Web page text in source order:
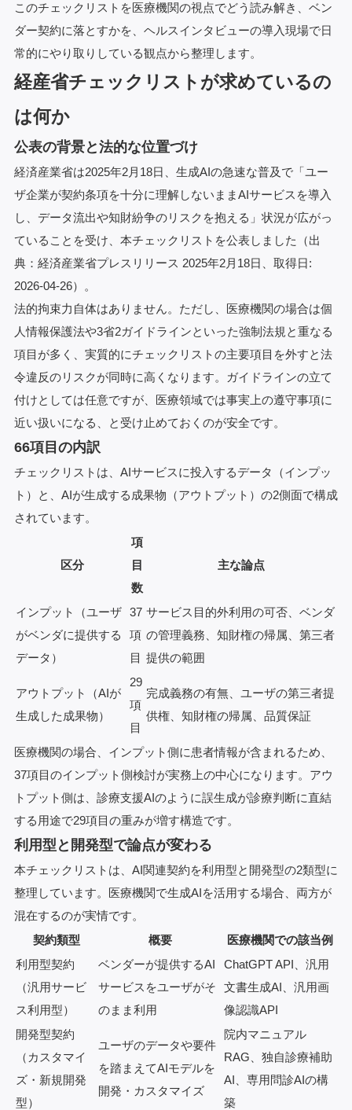
このチェックリストを医療機関の視点でどう読み解き、ベン
ダー契約に落とすかを、ヘルスインタビューの導入現場で日
常的にやり取りしている観点から整理します。
経産省チェックリストが求めているの
は何か
公表の背景と法的な位置づけ
経済産業省は2025年2月18日、生成AIの急速な普及で「ユー
ザ企業が契約条項を十分に理解しないままAIサービスを導入
し、データ流出や知財紛争のリスクを抱える」状況が広がっ
ていることを受け、本チェックリストを公表しました（出
典： 経済産業省プレスリリース 2025年2月18日
、取得日:
2026-04-26）。
法的拘束力自体はありません。ただし、医療機関の場合は個
人情報保護法や3省2ガイドラインといった強制法規と重なる
項目が多く、実質的にチェックリストの主要項目を外すと法
令違反のリスクが同時に高くなります。ガイドラインの立て
付けとしては任意ですが、医療領域では事実上の遵守事項に
近い扱いになる、と受け止めておくのが安全です。
66項目の内訳
チェックリストは、AIサービスに投入するデータ（インプッ
ト）と、AIが生成する成果物（アウトプット）の2側面で構成
されています。
区分
項
目
数
主な論点
インプット（ユーザ
がベンダに提供する
データ）
37
項
目
サービス目的外利用の可否、ベンダ
の管理義務、知財権の帰属、第三者
提供の範囲
アウトプット（AIが
生成した成果物）
29
項
目
完成義務の有無、ユーザの第三者提
供権、知財権の帰属、品質保証
医療機関の場合、インプット側に患者情報が含まれるため、
37項目のインプット側検討が実務上の中心になります。アウ
トプット側は、診療支援AIのように誤生成が診療判断に直結
する用途で29項目の重みが増す構造です。
利用型と開発型で論点が変わる
本チェックリストは、AI関連契約を利用型と開発型の2類型に
整理しています。医療機関で生成AIを活用する場合、両方が
混在するのが実情です。
契約類型
概要
医療機関での該当例
利用型契約
（汎用サービ
ス利用型）
ベンダーが提供するAI
サービスをユーザがそ
のまま利用
ChatGPT API、汎用
文書生成AI、汎用画
像認識API
開発型契約
（カスタマイ
ズ・新規開発
型）
ユーザのデータや要件
を踏まえてAIモデルを
開発・カスタマイズ
院内マニュアル
RAG、独自診療補助
AI、専用問診AIの構
築